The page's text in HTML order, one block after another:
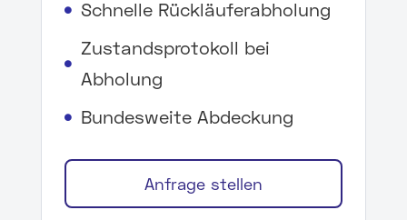
 Schnelle Rückläuferabholung

Zustandsprotokoll bei
Abholung
 Bundesweite Abdeckung
Anfrage stellen